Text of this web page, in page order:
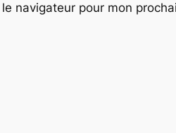
navigateur pour mon